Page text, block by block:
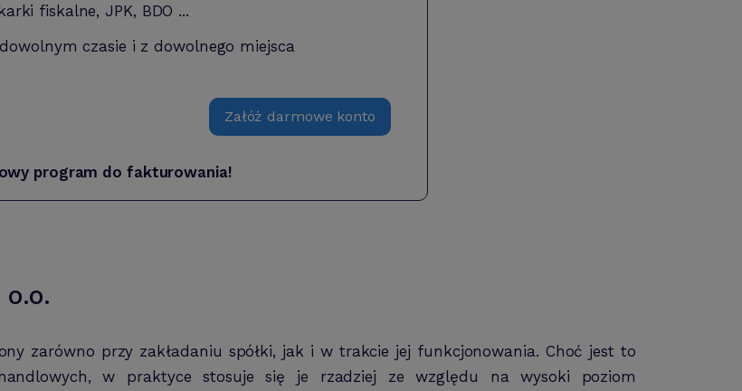
fiskalne, JPK, BDO ...
czasie i z dowolnego miejsca
Załóż darmowe konto
program do fakturowania!
zarówno przy zakładaniu spółki, jak i w trakcie jej funkcjonowania. Choć jest to
w praktyce stosuje się je rzadziej ze względu na wysoki poziom